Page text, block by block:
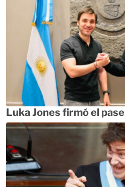
Luka Jones firmó el pase